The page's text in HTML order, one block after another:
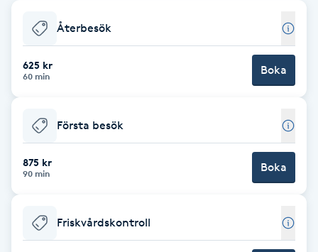
Babylights
Balayage
Barber
BIAB
Återbesök
625 kr
60 min Boka
Första besök
875 kr
90 min Boka
Friskvårdskontroll